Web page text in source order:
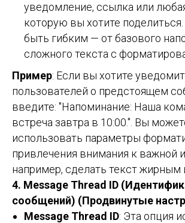
уведомление, ссылка или
которую вы хотите
быть гибким — от базового
сложного текста с
Пример: Если вы хотите
пользователей о предстоящем
введите: "Напоминание: Наша
встреча завтра в 10:00.". Вы
использовать параметры
привлечения внимания к важной
например, сделать текст жирным
4. Message Thread ID
сообщений) (Продвинутые
Message Thread ID: Эта опция